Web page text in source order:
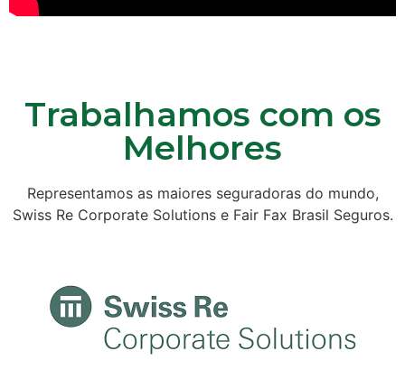
Trabalhamos com os
Melhores
Representamos as maiores seguradoras do mundo,
Swiss Re Corporate Solutions e Fair Fax Brasil Seguros.